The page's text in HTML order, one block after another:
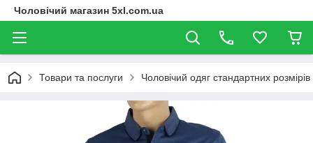
Чоловічий магазин 5xl.com.ua
Товари та послуги Чоловічий одяг стандартних розмірів